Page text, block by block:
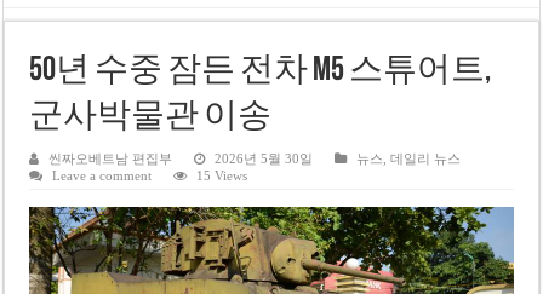
싱가포르 하오마트, 마지막 프리미엄 매장 폐점… 적자·소송 악재 속 사업 축
베트남 은행 분기 순이익 1조 동 시대…비엣콤뱅크 등 5곳 돌파
PNJ, 다이아몬드 밀수 여파에 2분기 적자… 10월 임시 주총 개최
케펠, 투티엠 엠파이어시티 지분 전량 2억7000만 달러에 매각
베트남 MB은행, 2026년 수익 목표 자신…부동산 대출 비율 13% 고수
베트남주식 HAT, 15년 연속 현금 배당…주당 3,000동 지급
50년 수중 잠든 전차 M5 스튜어트,
군사박물관 이송
씬짜오베트남 편집부 2026년 5월 30일 뉴스 ,데일리 뉴스
Leave a comment
15 Views